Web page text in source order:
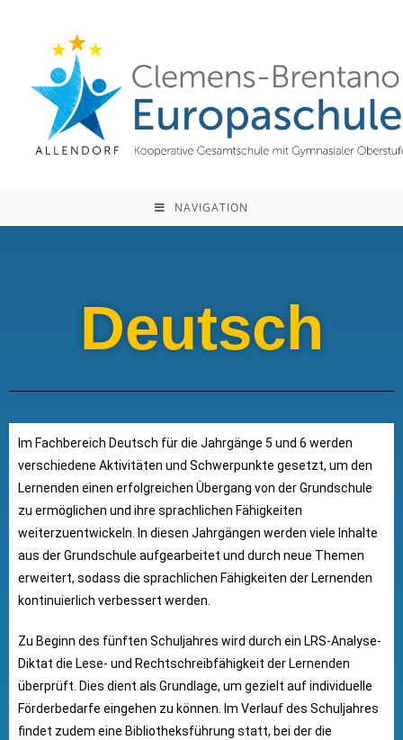
NAVIGATION
Deutsch
Im Fachbereich Deutsch für die Jahrgänge 5 und 6 werden
verschiedene Aktivitäten und Schwerpunkte gesetzt, um den
Lernenden einen erfolgreichen Übergang von der Grundschule
zu ermöglichen und ihre sprachlichen Fähigkeiten
weiterzuentwickeln. In diesen Jahrgängen werden viele Inhalte
aus der Grundschule aufgearbeitet und durch neue Themen
erweitert, sodass die sprachlichen Fähigkeiten der Lernenden
kontinuierlich verbessert werden.
Zu Beginn des fünften Schuljahres wird durch ein LRS-Analyse-
Diktat die Lese- und Rechtschreibfähigkeit der Lernenden
überprüft. Dies dient als Grundlage, um gezielt auf individuelle
Förderbedarfe eingehen zu können. Im Verlauf des Schuljahres
findet zudem eine Bibliotheksführung statt, bei der die